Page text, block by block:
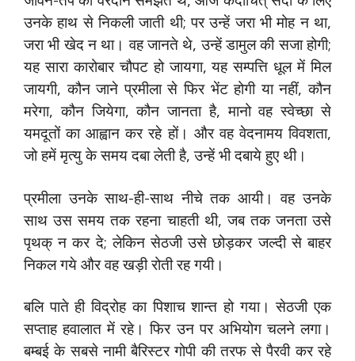
उनके हाथ से निकली जाती थी; पर उन्हें जरा भी मोह न था,
जरा भी खेद न था। वह जानते थे, उन्हें डामुल की सजा होगी;
यह सारा कारोबार चौपट हो जायगा, यह सम्पत्ति धूल में मिल
जायगी, कौन जाने प्रमीला से फिर भेंट होगी या नहीं, कौन
मरेगा, कौन जियेगा, कौन जानता है, मानो वह स्वेच्छा से
यमदूतों का आह्वान कर रहे हों। और वह वेदनामय विवशता,
जो हमें मृत्यु के समय दबा लेती है, उन्हें भी दबाये हुए थी।
प्रमीला उनके साथ-ही-साथ नीचे तक आयी। वह उनके
साथ उस समय तक रहना चाहती थी, जब तक जनता उसे
पृथक् न कर दे; लेकिन सेठजी उसे छोड़कर जल्दी से बाहर
निकल गये और वह खड़ी रोती रह गयी।
बलि पाते ही विद्रोह का पिशाच शान्त हो गया। सेठजी एक
सप्ताह हवालात में रहे। फिर उन पर अभियोग चलने लगा।
बम्बई के सबसे नामी बैरिस्टर गोपी की तरफ से पैरवी कर रहे